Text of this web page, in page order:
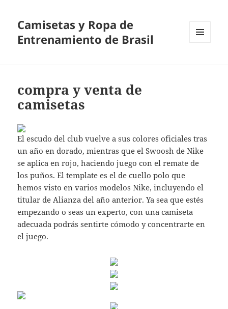
Camisetas y Ropa de
Entrenamiento de Brasil
compra y venta de
camisetas
El escudo del club vuelve a sus colores oficiales tras
un año en dorado, mientras que el Swoosh de Nike
se aplica en rojo, haciendo juego con el remate de
los puños. El template es el de cuello polo que
hemos visto en varios modelos Nike, incluyendo el
titular de Alianza del año anterior. Ya sea que estés
empezando o seas un experto, con una camiseta
adecuada podrás sentirte cómodo y concentrarte en
el juego.